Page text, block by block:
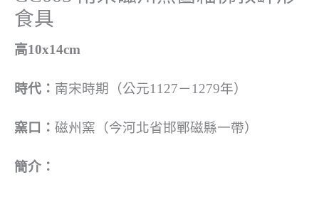
食具
高10x14cm
時代： 南宋時期（公元1127－1279年）
窯口： 磁州窯（今河北省邯鄲磁縣一帶）
簡介：